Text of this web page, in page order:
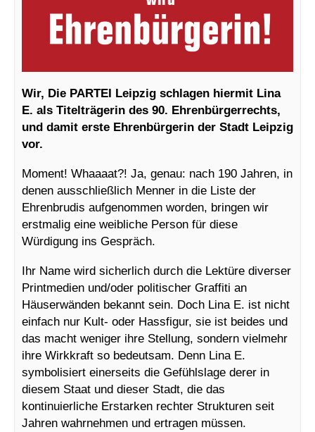
Wir, Die PARTEI Leipzig schlagen hiermit Lina
E. als Titelträgerin des 90. Ehrenbürgerrechts,
und damit erste Ehrenbürgerin der Stadt Leipzig
vor.
Moment! Whaaaat?! Ja, genau: nach 190 Jahren, in
denen ausschließlich Menner in die Liste der
Ehrenbrudis aufgenommen worden, bringen wir
erstmalig eine weibliche Person für diese
Würdigung ins Gespräch.
Ihr Name wird sicherlich durch die Lektüre diverser
Printmedien und/oder politischer Graffiti an
Häuserwänden bekannt sein. Doch Lina E. ist nicht
einfach nur Kult- oder Hassfigur, sie ist beides und
das macht weniger ihre Stellung, sondern vielmehr
ihre Wirkkraft so bedeutsam. Denn Lina E.
symbolisiert einerseits die Gefühlslage derer in
diesem Staat und dieser Stadt, die das
kontinuierliche Erstarken rechter Strukturen seit
Jahren wahrnehmen und ertragen müssen.